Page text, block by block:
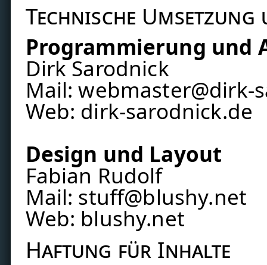
Technische
Programmierung und
Dirk Sarodnick
Mail: webmaster@dirk-
Web: dirk-sarodnick.de
Design und Layout
Fabian Rudolf
Mail: stuff@blushy.net
Web: blushy.net
Haftung für Inhalte